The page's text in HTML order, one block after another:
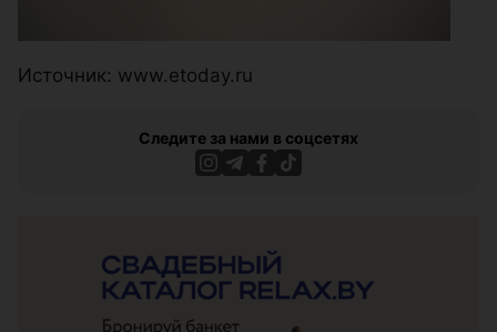
Источник: www.etoday.ru
Следите за нами в соцсетях